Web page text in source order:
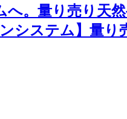
へ。量り売り天
システム】量り